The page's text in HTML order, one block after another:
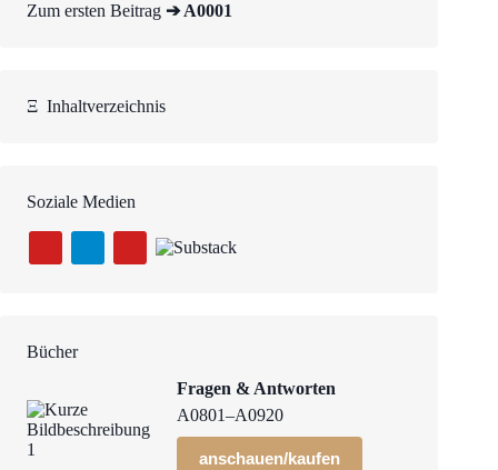
Zum ersten Beitrag ➔ A0001
Ξ Inhaltverzeichnis
Soziale Medien
Bücher
Fragen & Antworten
A0801–A0920
anschauen/kaufen